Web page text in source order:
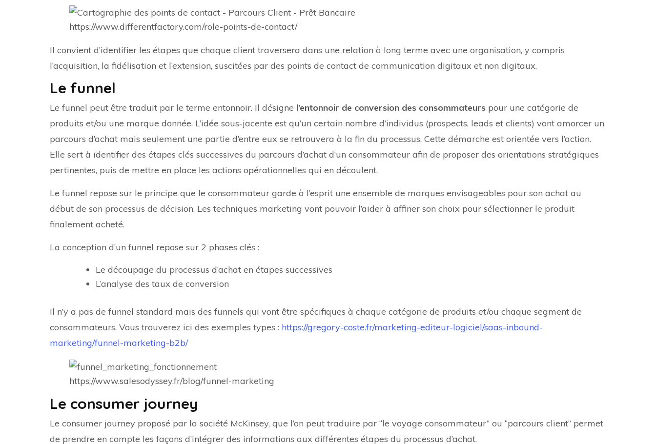
https://www.differentfactory.com/role-points-de-contact/
Il convient d’identifier les étapes que chaque client traversera dans une relation à long terme avec une organisation, y compris
l’acquisition, la fidélisation et l’extension, suscitées par des points de contact de communication digitaux et non digitaux.
Le funnel
Le funnel peut être traduit par le terme entonnoir. Il désigne l’entonnoir de conversion des consommateurs pour une catégorie de
produits et/ou une marque donnée. L’idée sous-jacente est qu’un certain nombre d’individus (prospects, leads et clients) vont amorcer un
parcours d’achat mais seulement une partie d’entre eux se retrouvera à la fin du processus. Cette démarche est orientée vers l’action.
Elle sert à identifier des étapes clés successives du parcours d’achat d’un consommateur afin de proposer des orientations stratégiques
pertinentes, puis de mettre en place les actions opérationnelles qui en découlent.
Le funnel repose sur le principe que le consommateur garde à l’esprit une ensemble de marques envisageables pour son achat au
début de son processus de décision. Les techniques marketing vont pouvoir l’aider à affiner son choix pour sélectionner le produit
finalement acheté.
La conception d’un funnel repose sur 2 phases clés :
Le découpage du processus d’achat en étapes successives
L’analyse des taux de conversion
Il n’y a pas de funnel standard mais des funnels qui vont être spécifiques à chaque catégorie de produits et/ou chaque segment de
consommateurs. Vous trouverez ici des exemples types : https://gregory-coste.fr/marketing-editeur-logiciel/saas-inbound-
marketing/funnel-marketing-b2b/
https://www.salesodyssey.fr/blog/funnel-marketing
Le consumer journey
Le consumer journey proposé par la société McKinsey, que l’on peut traduire par “le voyage consommateur” ou “parcours client” permet
de prendre en compte les façons d’intégrer des informations aux différentes étapes du processus d’achat.